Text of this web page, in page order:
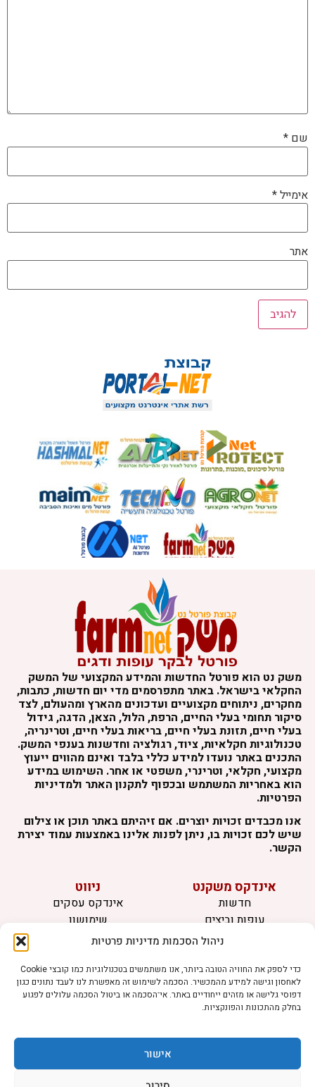
ניהול הסכמות מדיניות פרטיות
כדי לספק את החוויה הטובה ביותר, אנו משתמשים בטכנולוגיות כמו קובצי Cookie
לאחסון וגישה למידע מהמכשיר. הסכמה לשימוש זה מאפשרת לנו לעבד נתונים כגון
דפוסי גלישה או מזהים ייחודיים באתר. אי־הסכמה או ביטול הסכמה עלולים לפגוע
בחלק מהתכונות והפונקציות.
אישור
שם *
אימייל*
אתר
משק נט הוא פורטל החדשות והמידע המקצועי של המשק
החקלאי בישראל. באתר מתפרסמים מדי יום חדשות, כתבות,
מחקרים, ניתוחים מקצועיים ועדכונים מהארץ ומהעולם, לצד
סיקור תחומי בעלי החיים, הרפת, הלול, הצאן, הדגה, גידול
בעלי חיים, תזונת בעלי חיים, בריאות בעלי חיים, וטרינריה,
טכנולוגיות חקלאיות, ציוד, רגולציה וחדשנות בענפי המשק.
התכנים באתר נועדו למידע כללי בלבד ואינם מהווים ייעוץ
מקצועי, חקלאי, וטרינרי, משפטי או אחר. השימוש במידע
הוא באחריות המשתמש ובכפוף לתקנון האתר ולמדיניות
הפרטיות.
אנו מכבדים זכויות יוצרים. אם זיהיתם באתר תוכן או צילום
שיש לכם זכויות בו, ניתן לפנות אלינו באמצעות עמוד יצירת
הקשר.
אינדקס משקנט
חדשות
עופות וביצים
בקר וחלב
אצות
בריאות מהחי
ניווט
אינדקס עסקים
שימושון
לוח מודעות
הרשמה לניוזלטר
פרסמו אצלנו